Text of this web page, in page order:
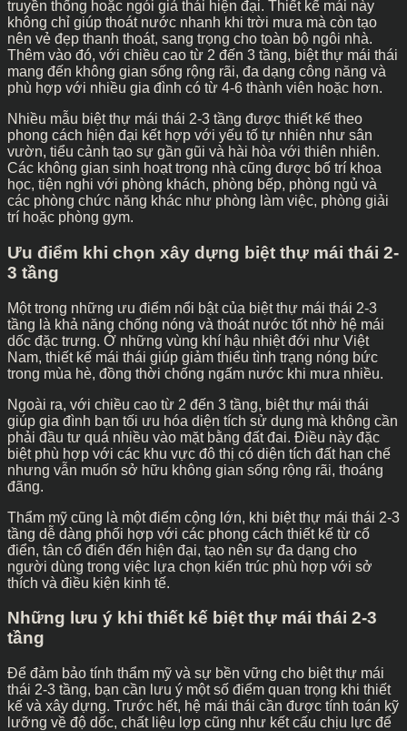
truyền thống hoặc ngói giả thái hiện đại. Thiết kế mái này
không chỉ giúp thoát nước nhanh khi trời mưa mà còn tạo
nên vẻ đẹp thanh thoát, sang trọng cho toàn bộ ngôi nhà.
Thêm vào đó, với chiều cao từ 2 đến 3 tầng, biệt thự mái thái
mang đến không gian sống rộng rãi, đa dạng công năng và
phù hợp với nhiều gia đình có từ 4-6 thành viên hoặc hơn.
Nhiều mẫu biệt thự mái thái 2-3 tầng được thiết kế theo
phong cách hiện đại kết hợp với yếu tố tự nhiên như sân
vườn, tiểu cảnh tạo sự gần gũi và hài hòa với thiên nhiên.
Các không gian sinh hoạt trong nhà cũng được bố trí khoa
học, tiện nghi với phòng khách, phòng bếp, phòng ngủ và
các phòng chức năng khác như phòng làm việc, phòng giải
trí hoặc phòng gym.
Ưu điểm khi chọn xây dựng biệt thự mái thái 2-
3 tầng
Một trong những ưu điểm nổi bật của biệt thự mái thái 2-3
tầng là khả năng chống nóng và thoát nước tốt nhờ hệ mái
dốc đặc trưng. Ở những vùng khí hậu nhiệt đới như Việt
Nam, thiết kế mái thái giúp giảm thiểu tình trạng nóng bức
trong mùa hè, đồng thời chống ngấm nước khi mưa nhiều.
Ngoài ra, với chiều cao từ 2 đến 3 tầng, biệt thự mái thái
giúp gia đình bạn tối ưu hóa diện tích sử dụng mà không cần
phải đầu tư quá nhiều vào mặt bằng đất đai. Điều này đặc
biệt phù hợp với các khu vực đô thị có diện tích đất hạn chế
nhưng vẫn muốn sở hữu không gian sống rộng rãi, thoáng
đãng.
Thẩm mỹ cũng là một điểm cộng lớn, khi biệt thự mái thái 2-3
tầng dễ dàng phối hợp với các phong cách thiết kế từ cổ
điển, tân cổ điển đến hiện đại, tạo nên sự đa dạng cho
người dùng trong việc lựa chọn kiến trúc phù hợp với sở
thích và điều kiện kinh tế.
Những lưu ý khi thiết kế biệt thự mái thái 2-3
tầng
Để đảm bảo tính thẩm mỹ và sự bền vững cho biệt thự mái
thái 2-3 tầng, bạn cần lưu ý một số điểm quan trọng khi thiết
kế và xây dựng. Trước hết, hệ mái thái cần được tính toán kỹ
lưỡng về độ dốc, chất liệu lợp cũng như kết cấu chịu lực để